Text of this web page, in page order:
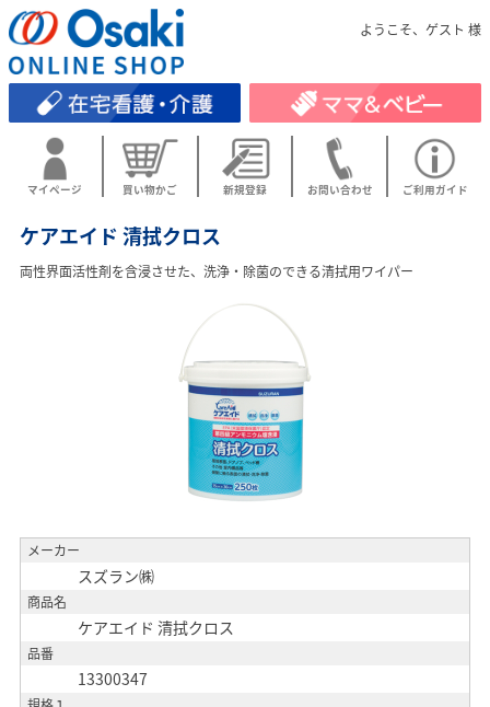
ようこそ、ゲスト 様
マイページ 買い物かご 新規登録 お問い合わせ ご利用ガイド
ケアエイド 清拭クロス
両性界面活性剤を含浸させた、洗浄・除菌のできる清拭用ワイパー
メーカー
スズラン㈱
商品名
ケアエイド 清拭クロス
品番
13300347